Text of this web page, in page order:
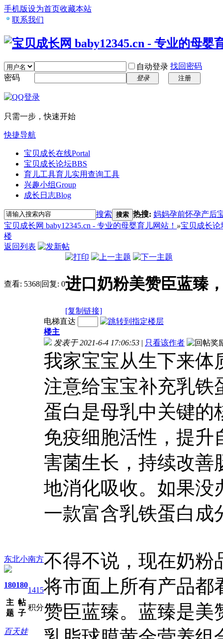
手机版设为首页收藏本站
联系我们
自动登录 找回密码
密码
登录 注册
只需一步，快速开始
快捷导航
宝贝成长在线Portal
宝贝成长论坛BBS
育儿工具育儿实用查询工具
兴趣小组Group
成长日志Blog
搜索 搜索 热搜: 妈妈孕前怀孕产后
宝贝成长网 baby12345.cn - 专业的母婴育儿网站！ »宝贝成长论
楼
返回列表
查看: 5368|回复: 0进口奶粉美赞臣蓝臻
[复制链接]
东北小南方
180
主
题
180
帖
子
1415
积分
百天娃
电梯直达
楼主
发表于 2021-6-4 17:06:53 | 只看该作者
我家宝宝从生下来体
注意给宝宝补充乳铁
蛋白是母乳中关键的
免疫细胞活性，提升
害菌生长，持续改善
地消化吸收。如果没
一款富含乳铁蛋白成
不得不说，现在奶粉
将市面上所有产品都
赞臣蓝臻。蓝臻是美